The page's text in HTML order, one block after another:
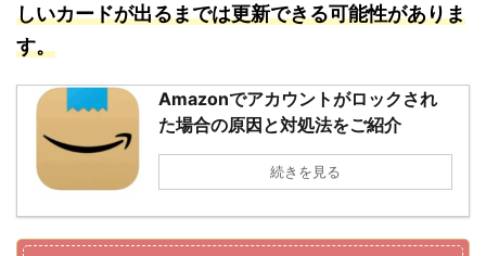
しいカードが出るまでは更新できる可能性がありま
す。
Amazonでアカウントがロックされ
た場合の原因と対処法をご紹介
続きを見る